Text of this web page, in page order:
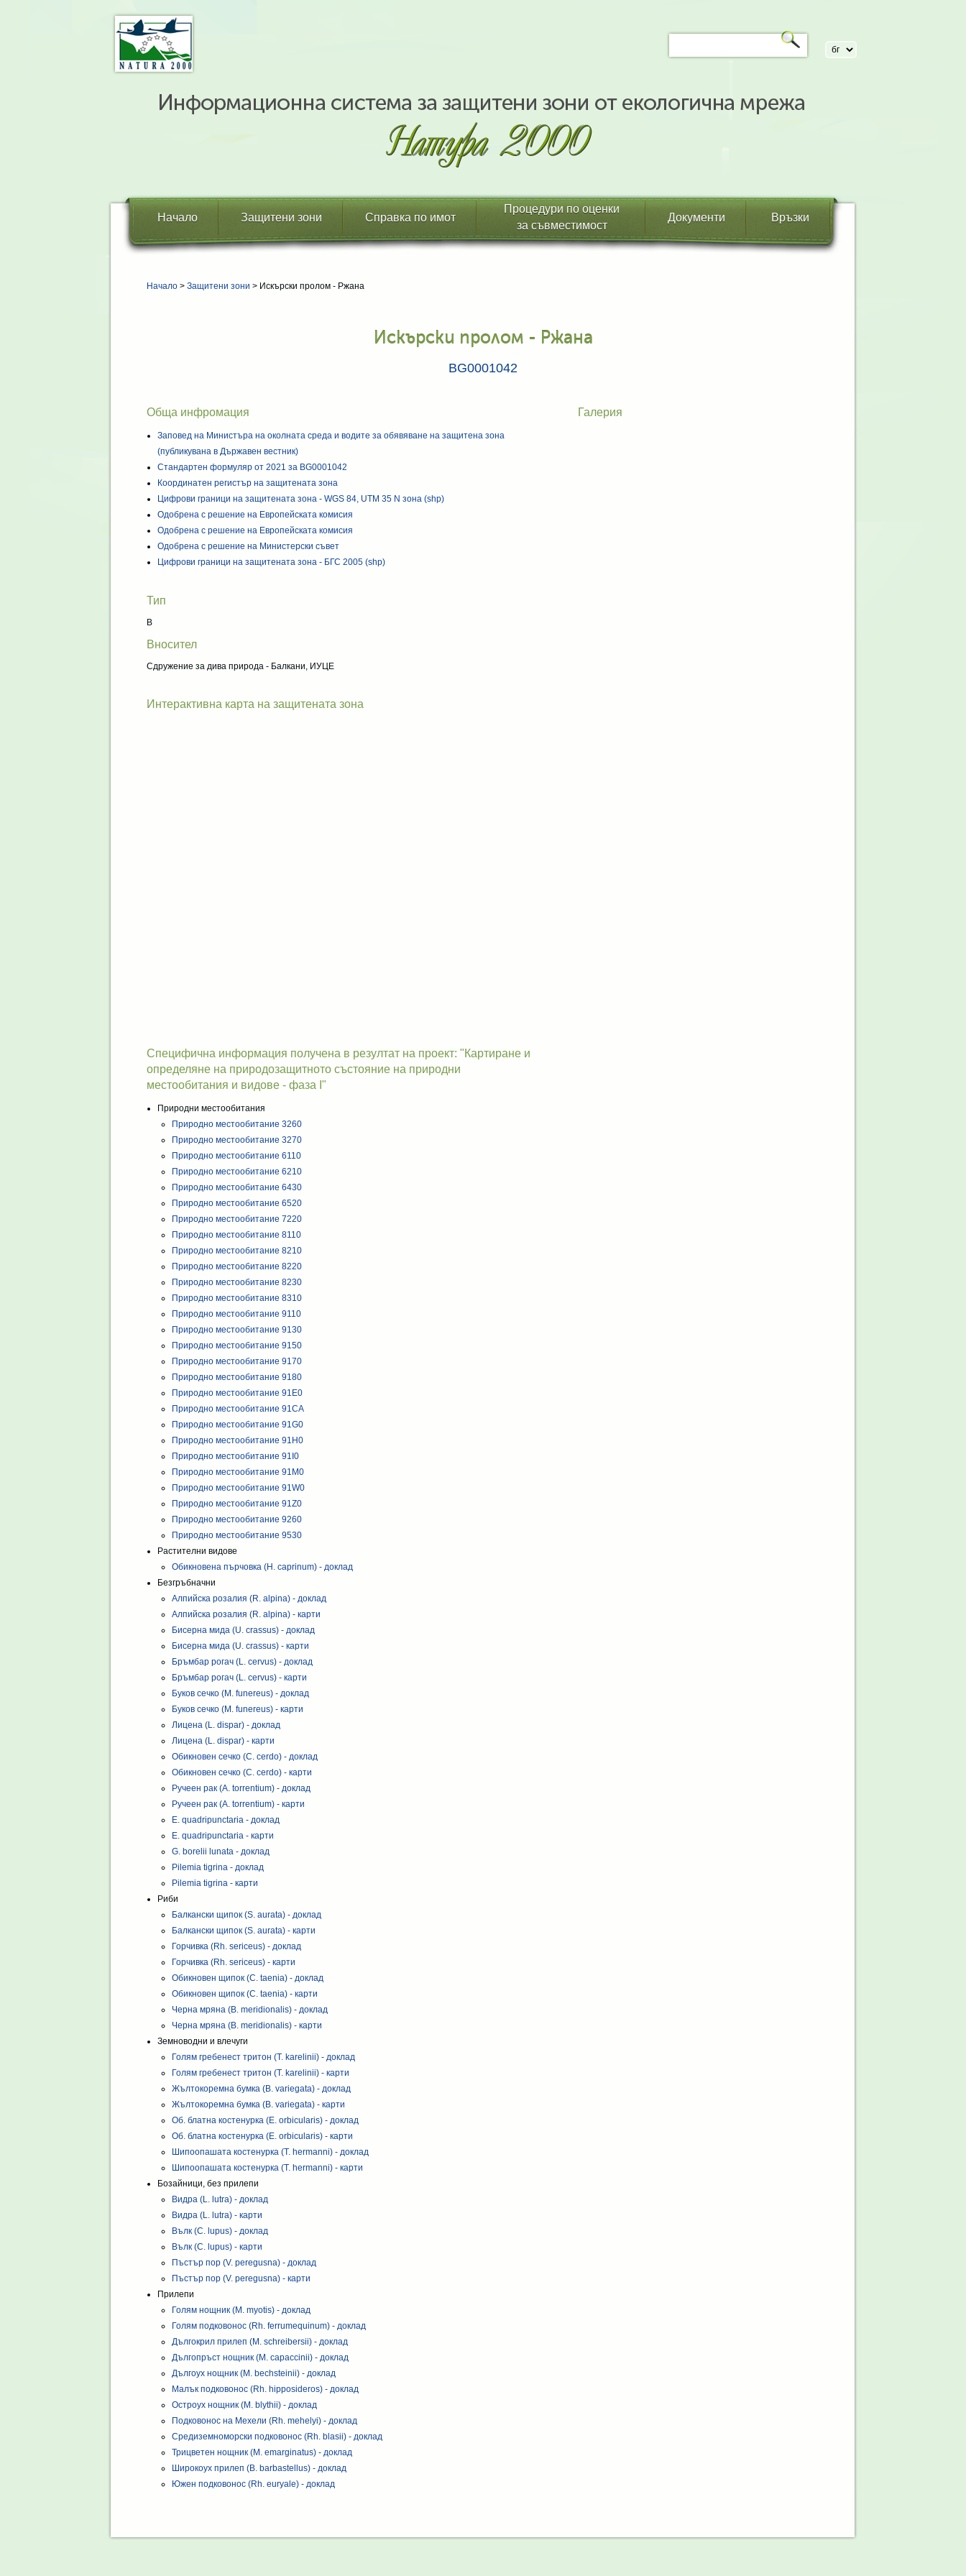
Начало Защитени зони Справка по имот
Процедури по оценки
за съвместимост
Документи Връзки
Начало > Защитени зони > Искърски пролом - Ржана
Искърски пролом - Ржана
BG0001042
Обща инфромация
Заповед на Министъра на околната среда и водите за обявяване на защитена зона
(публикувана в Държавен вестник)
Стандартен формуляр от 2021 за BG0001042
Координатен регистър на защитената зона
Цифрови граници на защитената зона - WGS 84, UTM 35 N зона (shp)
Одобрена с решение на Европейската комисия
Одобрена с решение на Европейската комисия
Одобрена с решение на Министерски съвет
Цифрови граници на защитената зона - БГС 2005 (shp)
Тип
B
Вносител
Сдружение за дива природа - Балкани, ИУЦЕ
Интерактивна карта на защитената зона
Специфична информация получена в резултат на проект: "Картиране и
определяне на природозащитното състояние на природни
местообитания и видове - фаза I"
Природни местообитания
Природно местообитание 3260
Природно местообитание 3270
Природно местообитание 6110
Природно местообитание 6210
Природно местообитание 6430
Природно местообитание 6520
Природно местообитание 7220
Природно местообитание 8110
Природно местообитание 8210
Природно местообитание 8220
Природно местообитание 8230
Природно местообитание 8310
Природно местообитание 9110
Природно местообитание 9130
Природно местообитание 9150
Природно местообитание 9170
Природно местообитание 9180
Природно местообитание 91Е0
Природно местообитание 91CA
Природно местообитание 91G0
Природно местообитание 91H0
Природно местообитание 91I0
Природно местообитание 91M0
Природно местообитание 91W0
Природно местообитание 91Z0
Природно местообитание 9260
Природно местообитание 9530
Растителни видове
Обикновена пърчовка (H. caprinum) - доклад
Безгръбначни
Алпийска розалия (R. alpina) - доклад
Алпийска розалия (R. alpina) - карти
Бисерна мида (U. crassus) - доклад
Бисерна мида (U. crassus) - карти
Бръмбар рогач (L. cervus) - доклад
Бръмбар рогач (L. cervus) - карти
Буков сечко (M. funereus) - доклад
Буков сечко (M. funereus) - карти
Лицена (L. dispar) - доклад
Лицена (L. dispar) - карти
Обикновен сечко (C. cerdo) - доклад
Обикновен сечко (C. cerdo) - карти
Ручеен рак (A. torrentium) - доклад
Ручеен рак (A. torrentium) - карти
E. quadripunctaria - доклад
E. quadripunctaria - карти
G. borelii lunata - доклад
Pilemia tigrina - доклад
Pilemia tigrina - карти
Риби
Балкански щипок (S. aurata) - доклад
Балкански щипок (S. aurata) - карти
Горчивка (Rh. sericeus) - доклад
Горчивка (Rh. sericeus) - карти
Обикновен щипок (C. taenia) - доклад
Обикновен щипок (C. taenia) - карти
Черна мряна (B. meridionalis) - доклад
Черна мряна (B. meridionalis) - карти
Земноводни и влечуги
Голям гребенест тритон (T. karelinii) - доклад
Голям гребенест тритон (T. karelinii) - карти
Жълтокоремна бумка (B. variegata) - доклад
Жълтокоремна бумка (B. variegata) - карти
Об. блатна костенурка (E. orbicularis) - доклад
Об. блатна костенурка (E. orbicularis) - карти
Шипоопашата костенурка (T. hermanni) - доклад
Шипоопашата костенурка (T. hermanni) - карти
Бозайници, без прилепи
Видра (L. lutra) - доклад
Видра (L. lutra) - карти
Вълк (C. lupus) - доклад
Вълк (C. lupus) - карти
Пъстър пор (V. peregusna) - доклад
Пъстър пор (V. peregusna) - карти
Прилепи
Голям нощник (M. myotis) - доклад
Голям подковонос (Rh. ferrumequinum) - доклад
Дългокрил прилеп (M. schreibersii) - доклад
Дългопръст нощник (M. capaccinii) - доклад
Дългоух нощник (M. bechsteinii) - доклад
Малък подковонос (Rh. hipposideros) - доклад
Остроух нощник (M. blythii) - доклад
Подковонос на Мехели (Rh. mehelyi) - доклад
Средиземноморски подковонос (Rh. blasii) - доклад
Трицветен нощник (M. emarginatus) - доклад
Широкоух прилеп (B. barbastellus) - доклад
Южен подковонос (Rh. euryale) - доклад
Галерия